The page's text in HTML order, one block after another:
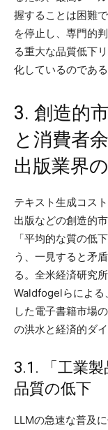
握することは困難
を停止し、専門的
る重大な品質低下
化しているのである
3. 創造的
と消費者
出版業界
テキスト生成コス
出版などの創造的
「平均的な質の低
う、一見すると矛
る。全米経済研究
Waldfogelらによる
した電子書籍市場
の洪水と経済的ダ
3.1. 「工業
品質の低下
LLMの急速な普及